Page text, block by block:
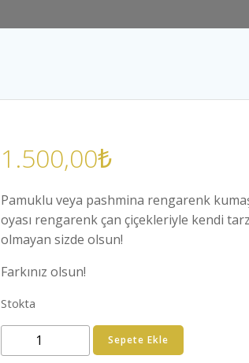
1.500,00₺
Pamuklu veya pashmina rengarenk
oyası rengarenk çan çiçekleriyle kendi
olmayan sizde olsun!
Farkınız olsun!
Stokta
Pamuklu
Sepete Ekle